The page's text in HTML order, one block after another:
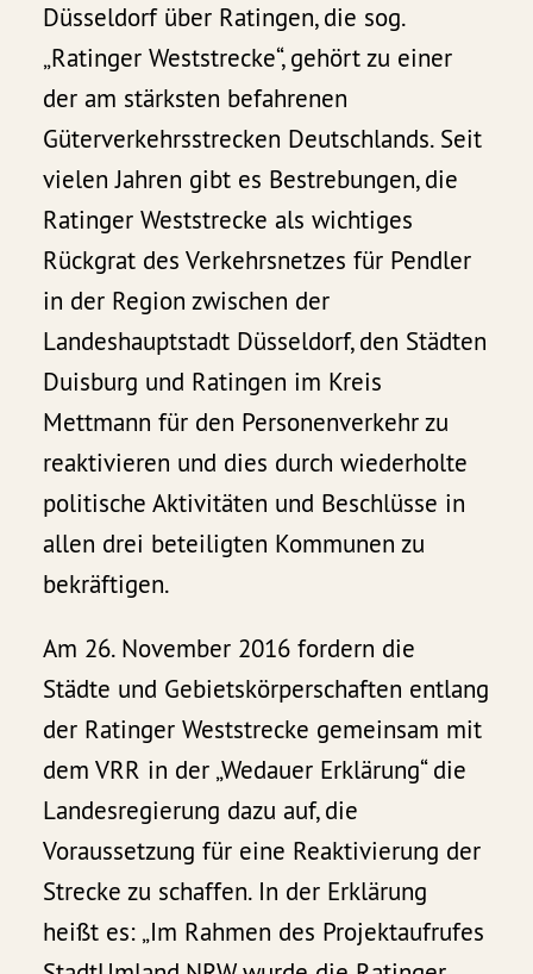
Düsseldorf über Ratingen, die sog.
„Ratinger Weststrecke“, gehört zu einer
der am stärksten befahrenen
Güterverkehrsstrecken Deutschlands. Seit
vielen Jahren gibt es Bestrebungen, die
Ratinger Weststrecke als wichtiges
Rückgrat des Verkehrsnetzes für Pendler
in der Region zwischen der
Landeshauptstadt Düsseldorf, den Städten
Duisburg und Ratingen im Kreis
Mettmann für den Personenverkehr zu
reaktivieren und dies durch wiederholte
politische Aktivitäten und Beschlüsse in
allen drei beteiligten Kommunen zu
bekräftigen.
Am 26. November 2016 fordern die
Städte und Gebietskörperschaften entlang
der Ratinger Weststrecke gemeinsam mit
dem VRR in der „Wedauer Erklärung“ die
Landesregierung dazu auf, die
Voraussetzung für eine Reaktivierung der
Strecke zu schaffen. In der Erklärung
heißt es: „Im Rahmen des Projektaufrufes